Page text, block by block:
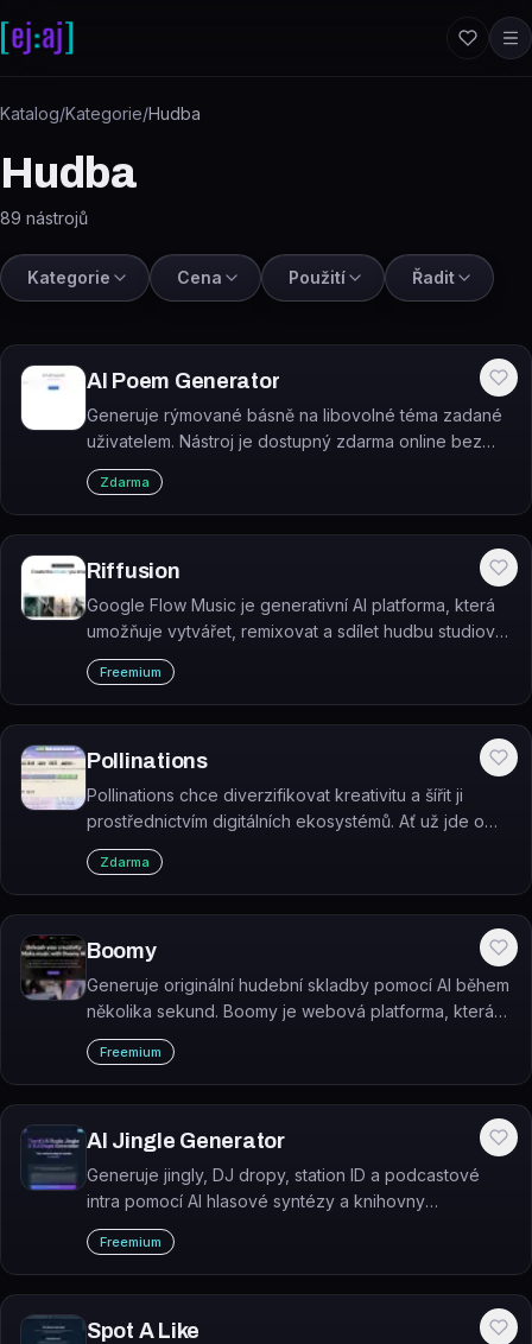
Katalog/Kategorie/Hudba
Hudba
89 nástrojů
Kategorie Cena Použití Řadit
AI Poem Generator
Generuje rýmované básně na libovolné téma zadané
uživatelem. Nástroj je dostupný zdarma online bez
nutnosti registrace.
Zdarma
Riffusion
Google Flow Music je generativní AI platforma, která
umožňuje vytvářet, remixovat a sdílet hudbu studiové
kvality z textových podnětů.
Freemium
Pollinations
Pollinations chce diverzifikovat kreativitu a šířit ji
prostřednictvím digitálních ekosystémů. Ať už jde o
obraz, video nebo zvuk, zveme lidi, aby si pomocí
umělé inteligence představovali nové…
Zdarma
Boomy
Generuje originální hudební skladby pomocí AI během
několika sekund. Boomy je webová platforma, která
nevyžaduje žádné hudební znalosti a umožňuje
distribuci skladeb na streamovací služby.
Freemium
AI Jingle Generator
Generuje jingly, DJ dropy, station ID a podcastové
intra pomocí AI hlasové syntézy a knihovny
zvukových efektů.
Freemium
Spot A Like